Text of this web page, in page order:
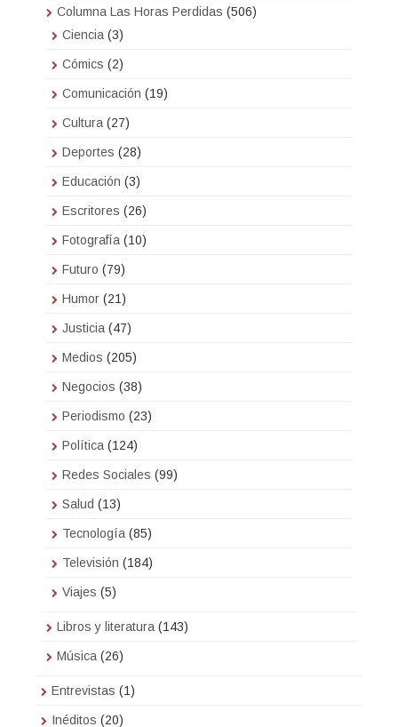
Columna Las Horas Perdidas (506)
Ciencia (3)
Cómics (2)
Comunicación (19)
Cultura (27)
Deportes (28)
Educación (3)
Escritores (26)
Fotografía (10)
Futuro (79)
Humor (21)
Justicia (47)
Medios (205)
Negocios (38)
Periodismo (23)
Política (124)
Redes Sociales (99)
Salud (13)
Tecnología (85)
Televisión (184)
Viajes (5)
Libros y literatura (143)
Música (26)
Entrevistas (1)
Inéditos (20)